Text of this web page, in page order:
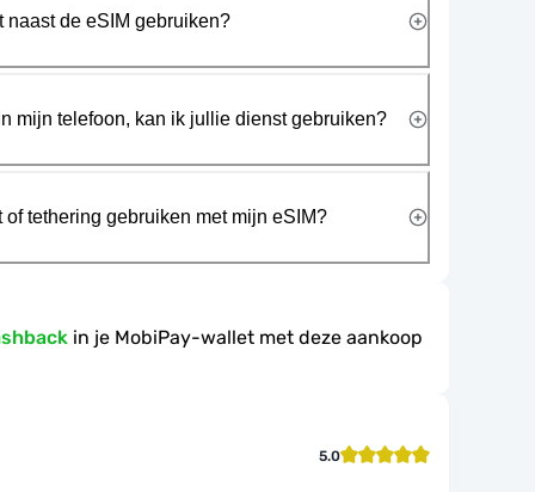
naast de eSIM gebruiken?
mijn telefoon, kan ik jullie dienst gebruiken?
tethering gebruiken met mijn eSIM?
in je MobiPay-wallet met deze aankoop
5.0